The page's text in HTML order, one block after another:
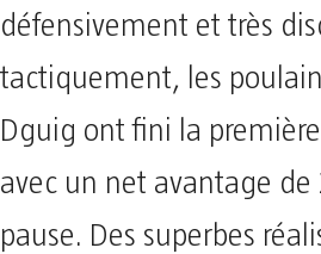
défensivement et très
tactiquement, les
Dguig ont fini la
avec un net avantage de
pause. Des superbes